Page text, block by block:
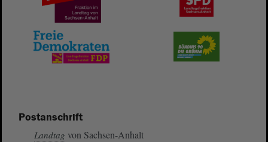
Postanschrift
Landtag von Sachsen-Anhalt